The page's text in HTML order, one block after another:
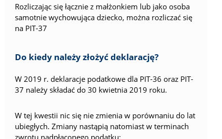
Rozliczając się łącznie z małżonkiem lub jako osoba
samotnie wychowująca dziecko, można rozliczać się
na PIT-37
Do kiedy należy złożyć deklarację?
W 2019 r. deklaracje podatkowe dla PIT-36 oraz PIT-
37 należy składać do 30 kwietnia 2019 roku.
W tej kwestii nic się nie zmienia w porównaniu do lat
ubiegłych. Zmiany nastąpią natomiast w terminach
zwrotu nadpłaconego podatku: